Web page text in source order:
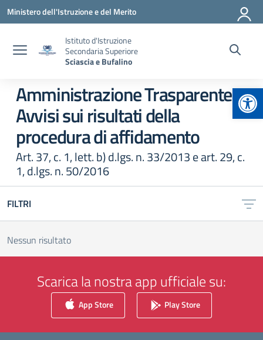
Vai ai contenuti
Vai al menu di navigazione
Vai al footer
Ministero dell'Istruzione e del Merito
Istituto d'Istruzione
Secondaria Superiore
Sciascia e Bufalino
Amministrazione Trasparente:
Avvisi sui risultati della
procedura di affidamento
Art. 37, c. 1, lett. b) d.lgs. n. 33/2013 e art. 29, c.
1, d.lgs. n. 50/2016
FILTRI
Nessun risultato
Scarica la nostra app ufficiale su:
App Store Play Store